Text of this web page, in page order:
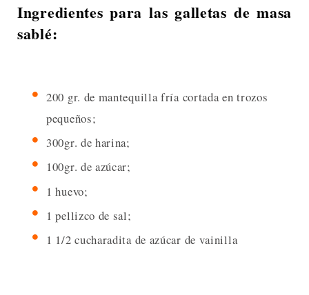
Ingredientes para las galletas de masa
sablé:
200 gr. de mantequilla fría cortada en trozos
pequeños;
300gr. de harina;
100gr. de azúcar;
1 huevo;
1 pellizco de sal;
1 1/2 cucharadita de azúcar de vainilla